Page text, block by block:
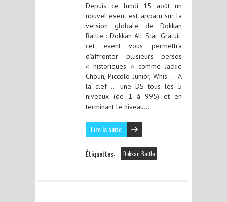
Depuis ce lundi 15 août un
nouvel event est apparu sur la
version globale de Dokkan
Battle : Dokkan All Star. Gratuit,
cet event vous permettra
d’affronter plusieurs persos
« historiques » comme Jackie
Choun, Piccolo Junior, Whis … A
la clef … une DS tous les 5
niveaux (de 1 à 995) et en
terminant le niveau…
Lire la suite
Étiquettes: Dokkan Battle